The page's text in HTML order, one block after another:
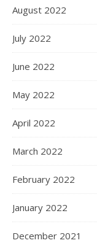
August 2022
July 2022
June 2022
May 2022
April 2022
March 2022
February 2022
January 2022
December 2021